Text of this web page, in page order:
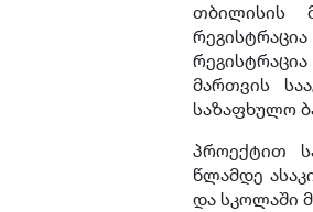
თბილისის
მართვის
საზაფხულო
პროექტით
წლამდე
და სკოლაში